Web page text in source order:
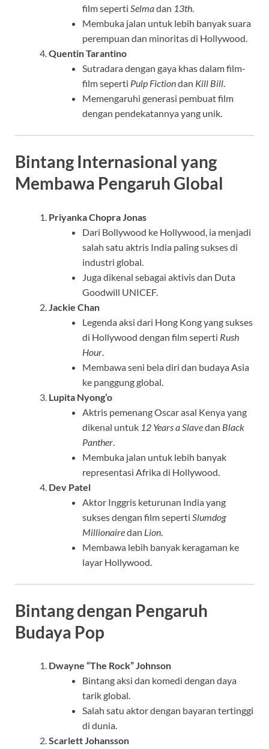
film seperti Selmadan 13th.
Membuka jalan untuk lebih banyak suara
perempuan dan minoritas di Hollywood.
Quentin Tarantino
Sutradara dengan gaya khas dalam film-
film seperti Pulp Fictiondan Kill Bill.
Memengaruhi generasi pembuat film
dengan pendekatannya yang unik.
Bintang Internasional yang
Membawa Pengaruh Global
Priyanka Chopra Jonas
Dari Bollywood ke Hollywood, ia menjadi
salah satu aktris India paling sukses di
industri global.
Juga dikenal sebagai aktivis dan Duta
Goodwill UNICEF.
Jackie Chan
Legenda aksi dari Hong Kong yang sukses
di Hollywood dengan film seperti Rush
Hour
Membawa seni bela diri dan budaya Asia
ke panggung global.
Lupita Nyong’o
Aktris pemenang Oscar asal Kenya yang
dikenal untuk 12 Years a Slavedan Black
Panther
Membuka jalan untuk lebih banyak
representasi Afrika di Hollywood.
Dev Patel
Aktor Inggris keturunan India yang
sukses dengan film seperti Slumdog
Millionairedan Lion
Membawa lebih banyak keragaman ke
layar Hollywood.
Bintang dengan Pengaruh
Budaya Pop
Dwayne “The Rock” Johnson
Bintang aksi dan komedi dengan daya
tarik global.
Salah satu aktor dengan bayaran tertinggi
di dunia.
Scarlett Johansson